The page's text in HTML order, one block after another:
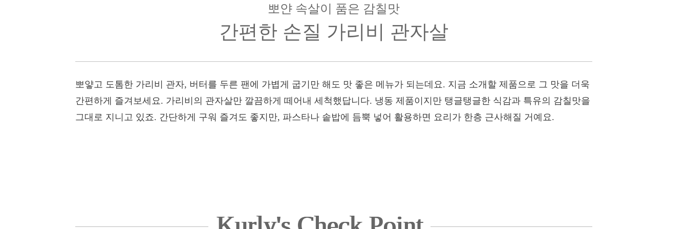
뽀얀 속살이 품은 감칠맛
간편한 손질 가리비 관자살
뽀얗고 도톰한 가리비 관자, 버터를 두른 팬에 가볍게 굽기만 해도 맛 좋은 메뉴가 되는데요. 지금 소개할 제품으로 그 맛을 더욱
간편하게 즐겨보세요. 가리비의 관자살만 깔끔하게 떼어내 세척했답니다. 냉동 제품이지만 탱글탱글한 식감과 특유의 감칠맛을
그대로 지니고 있죠. 간단하게 구워 즐겨도 좋지만, 파스타나 솥밥에 듬뿍 넣어 활용하면 요리가 한층 근사해질 거예요.